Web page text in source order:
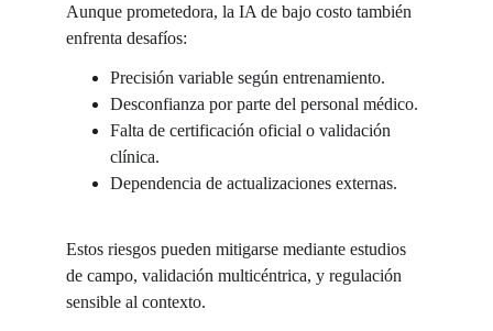
Aunque prometedora, la IA de bajo costo también
enfrenta desafíos:
Precisión variable según entrenamiento.
Desconfianza por parte del personal médico.
Falta de certificación oficial o validación
clínica.
Dependencia de actualizaciones externas.
Estos riesgos pueden mitigarse mediante estudios
de campo, validación multicéntrica, y regulación
sensible al contexto.